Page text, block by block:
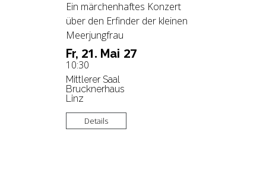
Fr, 21. Mai 27
10:30
Mittlerer Saal
Brucknerhaus
Linz
Ein märchenhaftes Konzert
über den Erfinder der kleinen
Meerjungfrau
Details